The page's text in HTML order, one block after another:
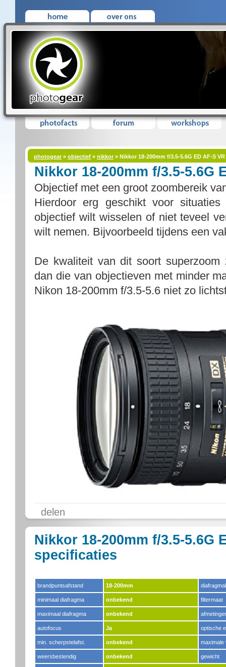
photogear» objectief » nikkor» Nikkor 18-200mm f/3.5-5.6G ED AF-S VR
Nikkor 18-200mm f/3.5-5.6G
Objectief met een groot zoombereik
Hierdoor erg geschikt voor
objectief wilt wisselen of niet teveel
wilt nemen. Bijvoorbeeld tijdens een
De kwaliteit van dit soort superzoom
dan die van objectieven met minder
Nikon 18-200mm f/3.5-5.6 niet zo
delen
Nikkor 18-200mm f/3.5-5.6G
specificaties
brandpuntsafstand 18-200mm
minimaal diafragma onbekend filtermaat
maximaal diafragma onbekend
autofocus Ja optische
min. scherpstelafst. onbekend maximale
weersbestendig onbekend gewicht